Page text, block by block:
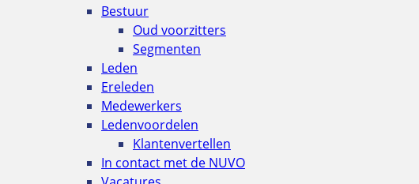
Bestuur
Oud voorzitters
Segmenten
Leden
Ereleden
Medewerkers
Ledenvoordelen
Klantenvertellen
In contact met de NUVO